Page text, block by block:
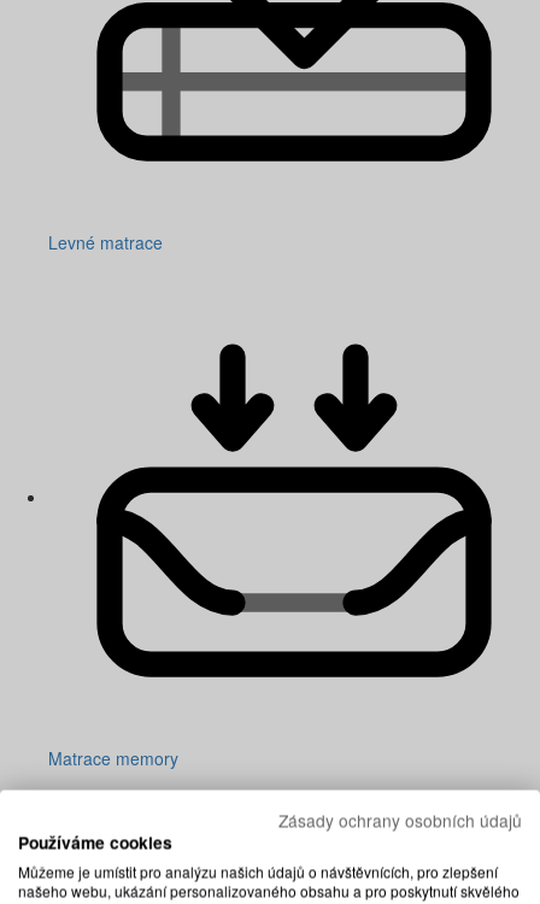
Levné matrace
Matrace memory
Zásady ochrany osobních údajů
Používáme cookies
Můžeme je umístit pro analýzu našich údajů o návštěvnících, pro zlepšení
našeho webu, ukázání personalizovaného obsahu a pro poskytnutí skvělého